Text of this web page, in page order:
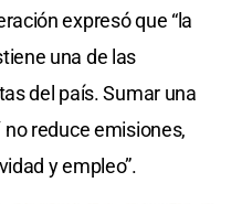
expresó que “la
una de las
del país. Sumar una
no reduce emisiones,
y empleo”.